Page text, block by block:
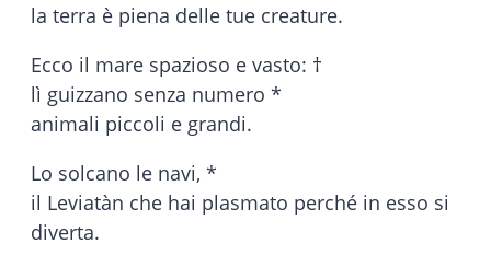
la terra è piena delle tue creature.
Ecco il mare spazioso e vasto: †
lì guizzano senza numero *
animali piccoli e grandi.
Lo solcano le navi, *
il Leviatàn che hai plasmato perché in esso si
diverta.